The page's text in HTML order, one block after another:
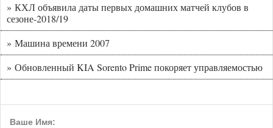
» КХЛ объявила даты первых домашних матчей клубов в
сезоне-2018/19
» Машина времени 2007
» Обновленный KIA Sorento Prime покоряет управляемостью
Ваше Имя: